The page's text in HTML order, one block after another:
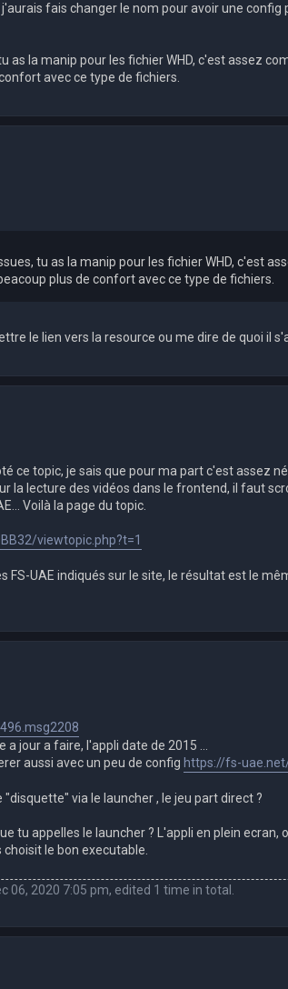
fais changer le nom pour avoir une config
as la manip pour les fichier WHD, c'est assez
avec ce type de fichiers.
tu as la manip pour les fichier WHD, c'est
plus de confort avec ce type de fichiers.
le lien vers la resource ou me dire de quoi il
ce topic, je sais que pour ma part c'est assez
la lecture des vidéos dans le frontend, il faut
Voilà la page du topic.
viewtopic.php?t=1
FS-UAE indiqués sur le site, le résultat est le
a jour a faire, l'appli date de 2015 ...
aussi avec un peu de config https://fs-
via le launcher , le jeu part direct ?
tu appelles le launcher ? L'appli en plein ecran,
le bon executable.
06, 2020 7:05 pm, edited 1 time in total.